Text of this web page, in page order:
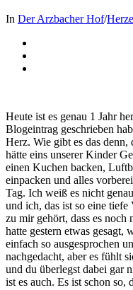
In Der Arzbacher Hof/
Heute ist es genau 1 Jahr
Blogeintrag geschrieben
Herz. Wie gibt es das denn,
hätte eins unserer Kinder
einen Kuchen backen,
einpacken und alles
Tag. Ich weiß es nicht
und ich, das ist so eine tiefe
zu mir gehört, dass es
hatte gestern etwas gesagt,
einfach so ausgesprochen
nachgedacht, aber es fühlt
und du überlegst dabei gar
ist es auch. Es ist schon so,